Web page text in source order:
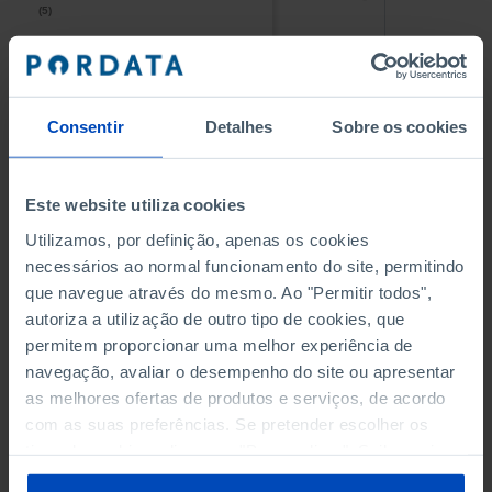
Consentir Detalhes Sobre os cookies
Este website utiliza cookies
Utilizamos, por definição, apenas os cookies
necessários ao normal funcionamento do site, permitindo
que navegue através do mesmo. Ao "Permitir todos",
autoriza a utilização de outro tipo de cookies, que
permitem proporcionar uma melhor experiência de
navegação, avaliar o desempenho do site ou apresentar
as melhores ofertas de produtos e serviços, de acordo
com as suas preferências. Se pretender escolher os
sobre cookies através da gestão de preferências ou da
(5)
(5)
PESSOAL AO SERVIÇO NAS
PESSOAL AO SERVIÇO NAS
DO MUNICÍPIO (%)
Empresas não financeiras
DO MUNICÍPIO (%)
Empresas não financeiras
VOLUME DE NEGÓCIOS DAS
QUATRO MAIORES EMPRESAS
DO MUNICÍPIO (%)
VOLUME DE NEGÓCIOS DAS
QUATRO MAIORES EMPRESAS
DO MUNICÍPIO (%)
-
BANCOS, CAIXAS ECONÓMICAS
BANCOS, CAIXAS ECONÓMICAS
CAIXAS DE CRÉDITO AGRÍCOLA
CAIXAS DE CRÉDITO AGRÍCOLA